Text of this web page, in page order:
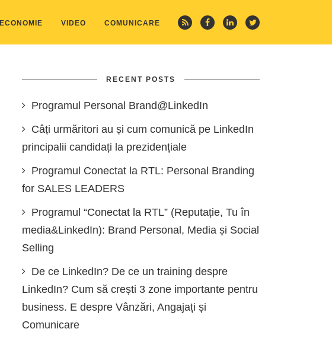
ECONOMIE VIDEO COMUNICARE
RECENT POSTS
Programul Personal Brand@LinkedIn
Câți urmăritori au și cum comunică pe LinkedIn
principalii candidați la prezidențiale
Programul Conectat la RTL: Personal Branding
for SALES LEADERS
Programul “Conectat la RTL” (Reputație, Tu în
media&LinkedIn): Brand Personal, Media și Social
Selling
De ce LinkedIn? De ce un training despre
LinkedIn? Cum să crești 3 zone importante pentru
business. E despre Vânzări, Angajați și
Comunicare